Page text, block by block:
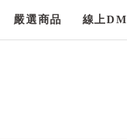
嚴選商品 線上DM